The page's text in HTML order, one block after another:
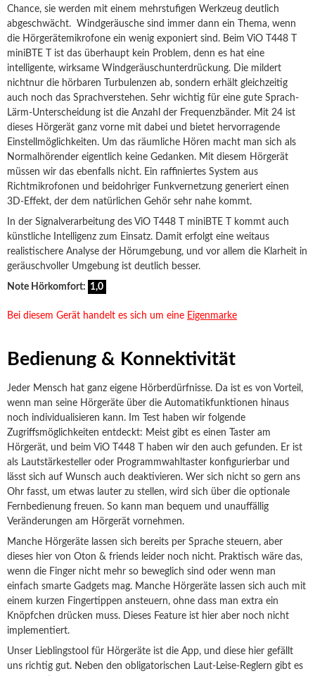
Chance, sie werden mit einem mehrstufigen Werkzeug deutlich
abgeschwächt. Windgeräusche sind immer dann ein Thema, wenn
die Hörgerätemikrofone ein wenig exponiert sind. Beim ViO T448 T
miniBTE T ist das überhaupt kein Problem, denn es hat eine
intelligente, wirksame Windgeräuschunterdrückung. Die mildert
nichtnur die hörbaren Turbulenzen ab, sondern erhält gleichzeitig
auch noch das Sprachverstehen. Sehr wichtig für eine gute Sprach-
Lärm-Unterscheidung ist die Anzahl der Frequenzbänder. Mit 24 ist
dieses Hörgerät ganz vorne mit dabei und bietet hervorragende
Einstellmöglichkeiten. Um das räumliche Hören macht man sich als
Normalhörender eigentlich keine Gedanken. Mit diesem Hörgerät
müssen wir das ebenfalls nicht. Ein raffiniertes System aus
Richtmikrofonen und beidohriger Funkvernetzung generiert einen
3D-Effekt, der dem natürlichen Gehör sehr nahe kommt.
In der Signalverarbeitung des ViO T448 T miniBTE T kommt auch
künstliche Intelligenz zum Einsatz. Damit erfolgt eine weitaus
realistischere Analyse der Hörumgebung, und vor allem die Klarheit in
geräuschvoller Umgebung ist deutlich besser.
Note Hörkomfort: 1,0
Bei diesem Gerät handelt es sich um eine Eigenmarke
Bedienung & Konnektivität
Jeder Mensch hat ganz eigene Hörberdürfnisse. Da ist es von Vorteil,
wenn man seine Hörgeräte über die Automatikfunktionen hinaus
noch individualisieren kann. Im Test haben wir folgende
Zugriffsmöglichkeiten entdeckt: Meist gibt es einen Taster am
Hörgerät, und beim ViO T448 T haben wir den auch gefunden. Er ist
als Lautstärkesteller oder Programmwahltaster konfigurierbar und
lässt sich auf Wunsch auch deaktivieren. Wer sich nicht so gern ans
Ohr fasst, um etwas lauter zu stellen, wird sich über die optionale
Fernbedienung freuen. So kann man bequem und unauffällig
Veränderungen am Hörgerät vornehmen.
Manche Hörgeräte lassen sich bereits per Sprache steuern, aber
dieses hier von Oton & friends leider noch nicht. Praktisch wäre das,
wenn die Finger nicht mehr so beweglich sind oder wenn man
einfach smarte Gadgets mag. Manche Hörgeräte lassen sich auch mit
einem kurzen Fingertippen ansteuern, ohne dass man extra ein
Knöpfchen drücken muss. Dieses Feature ist hier aber noch nicht
implementiert.
Unser Lieblingstool für Hörgeräte ist die App, und diese hier gefällt
uns richtig gut. Neben den obligatorischen Laut-Leise-Reglern gibt es